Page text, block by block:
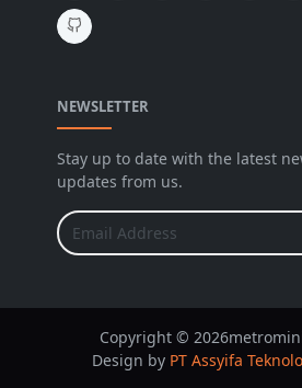
NEWSLETTER
Stay up to date with the latest
updates from us.
Copyright ©
Design by PT Assyifa